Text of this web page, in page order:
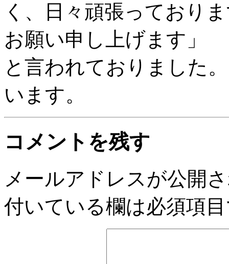
く、日々頑張っており
お願い申し上げます」
と言われておりました
います。
コメントを残す
メールアドレスが公開
付いている欄は必須項